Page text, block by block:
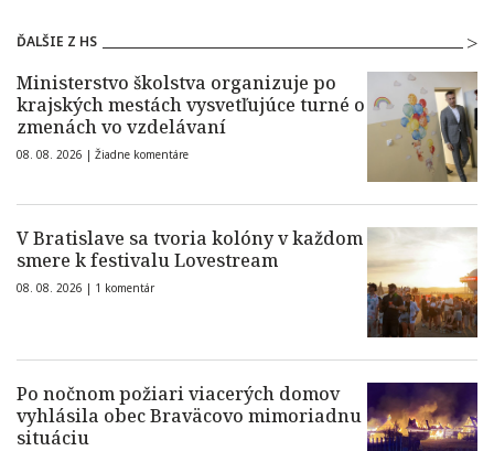
ĎALŠIE Z HS
Ministerstvo školstva organizuje po
krajských mestách vysvetľujúce turné o
zmenách vo vzdelávaní
08. 08. 2026 | Žiadne komentáre
V Bratislave sa tvoria kolóny v každom
smere k festivalu Lovestream
08. 08. 2026 | 1 komentár
Po nočnom požiari viacerých domov
vyhlásila obec Braväcovo mimoriadnu
situáciu